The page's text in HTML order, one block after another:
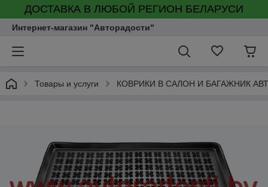
ДОСТАВКА В ЛЮБОЙ РЕГИОН БЕЛАРУСИ
Интернет-магазин "Авторадости"
Товары и услуги КОВРИКИ В САЛОН И БАГАЖНИК